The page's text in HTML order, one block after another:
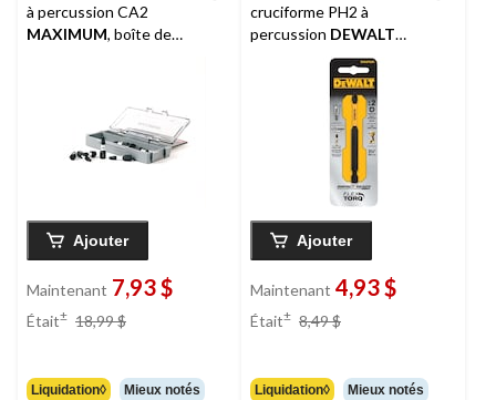
à percussion CA2
MAXIMUM, boîte de
Ajouter
Maintenant 7,93 $
Était± 18,99 $
Liquidation◊ Mieux notés
cruciforme PH2 à
percussion DEWALT
DWA3PH2IR, en acier
haut carbone, pour
métal, 3 1/2 po
Ajouter
Maintenant 4,93 $
Était± 8,49 $
Liquidation◊ Mieux notés